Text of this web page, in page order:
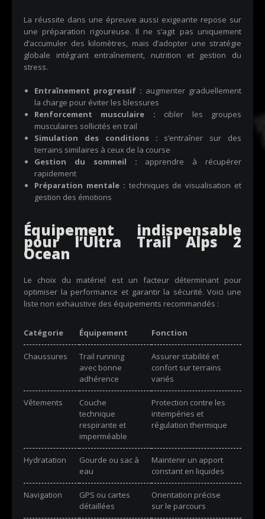
La réussite dans une épreuve aussi exigeante repose sur
une préparation rigoureuse. Il ne s’agit pas uniquement
d’accumuler des kilomètres, mais d’adopter une stratégie
globale intégrant entraînement, nutrition et gestion du
stress.
Entraînement progressif : augmenter graduellement
la charge pour éviter les blessures
Renforcement musculaire : cibler les groupes
musculaires sollicités en trail
Simulation des conditions : s’entraîner sur des
terrains similaires à ceux de la course
Gestion du sommeil : apprendre à récupérer
rapidement
Préparation mentale : techniques de visualisation et
gestion des émotions
Équipement indispensable
pour l’Ultra Trail Alps 2
Ocean
Le choix du matériel est un facteur déterminant pour
optimiser la performance et garantir la sécurité. Voici une
liste non exhaustive des équipements recommandés :
Catégorie Équipement Fonction
Chaussures
Trail running
avec bonne
adhérence
Assurer stabilité et
confort sur terrains
variés
Vêtements
Couche
technique
respirante et
imperméable
Protection contre les
intempéries et
régulation thermique
Hydratation
Gourde ou sac à
eau
Maintenir un apport
constant en liquides
Navigation
GPS ou cartes
détaillées
Orientation précise
sur le parcours